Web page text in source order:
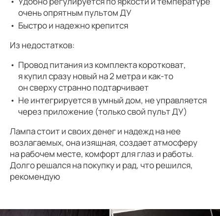
очень опрятным пультом ДУ
Быстро и надежно крепится
Из недостатков:
Провод питания из комплекта коротковат,
я купил сразу новый на 2 метра и как-то
он сверху странно подтарчивает
Не интегрируется в умный дом, не управляется
через приложение (только свой пульт ДУ)
Лампа стоит и своих денег и надежд на нее
возлагаемых, она изящная, создает атмосферу
на рабочем месте, комфорт для глаз и работы.
Долго решался на покупку и рад, что решился,
рекомендую